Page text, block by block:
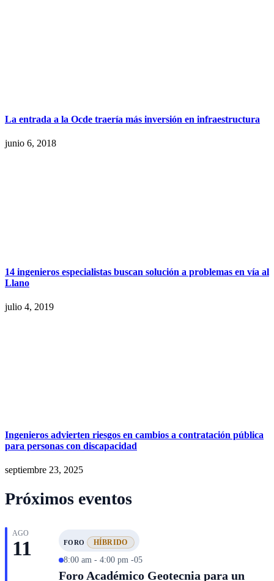
La entrada a la Ocde traería más inversión en infraestructura
junio 6, 2018
14 ingenieros especialistas buscan solución a problemas en vía al
Llano
julio 4, 2019
Ingenieros advierten riesgos en cambios a contratación pública
para personas con discapacidad
septiembre 23, 2025
Próximos eventos
AGO
11 FORO HÍBRIDO
8:00 am - 4:00 pm -05
Foro Académico Geotecnia para un